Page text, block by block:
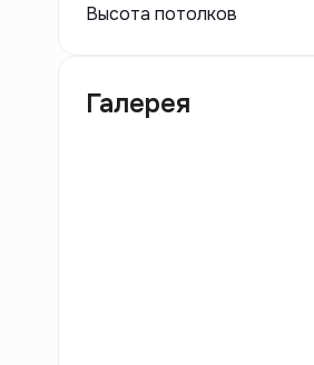
Высота потолков
Галерея